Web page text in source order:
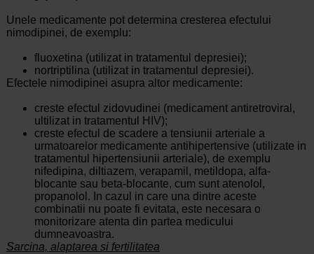
Unele medicamente pot determina cresterea efectului
nimodipinei, de exemplu:
fluoxetina (utilizat in tratamentul depresiei);
nortriptilina (utilizat in tratamentul depresiei).
Efectele nimodipinei asupra altor medicamente:
creste efectul zidovudinei (medicament antiretroviral,
ultilizat in tratamentul HIV);
creste efectul de scadere a tensiunii arteriale a
urmatoarelor medicamente antihipertensive (utilizate in
tratamentul hipertensiunii arteriale), de exemplu
nifedipina, diltiazem, verapamil, metildopa, alfa-
blocante sau beta-blocante, cum sunt atenolol,
propanolol. In cazul in care una dintre aceste
combinatii nu poate fi evitata, este necesara o
monitorizare atenta din partea medicului
dumneavoastra.
Sarcina, alaptarea si fertilitatea